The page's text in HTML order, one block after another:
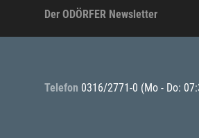
Der ODÖRFER Newsletter
Telefon 0316/2771-0 (Mo - Do: